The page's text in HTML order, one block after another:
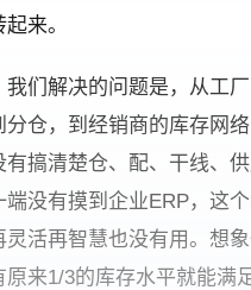
来。
我们解决的问题是，从工
分仓，到经销商的库存网
搞清楚仓、配、干线、供
没有摸到企业ERP，这个
灵活再智慧也没有用。想
原来1/3的库存水平就能满